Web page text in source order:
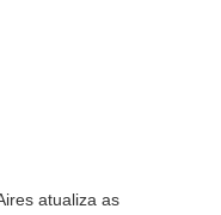
atualiza as